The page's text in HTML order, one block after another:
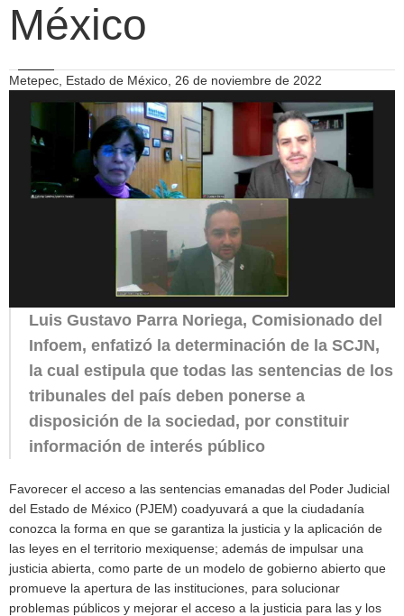
México
Metepec, Estado de México, 26 de noviembre de 2022
Luis Gustavo Parra Noriega, Comisionado del
Infoem, enfatizó la determinación de la SCJN,
la cual estipula que todas las sentencias de los
tribunales del país deben ponerse a
disposición de la sociedad, por constituir
información de interés público
Favorecer el acceso a las sentencias emanadas del Poder Judicial
del Estado de México (PJEM) coadyuvará a que la ciudadanía
conozca la forma en que se garantiza la justicia y la aplicación de
las leyes en el territorio mexiquense; además de impulsar una
justicia abierta, como parte de un modelo de gobierno abierto que
promueve la apertura de las instituciones, para solucionar
problemas públicos y mejorar el acceso a la justicia para las y los